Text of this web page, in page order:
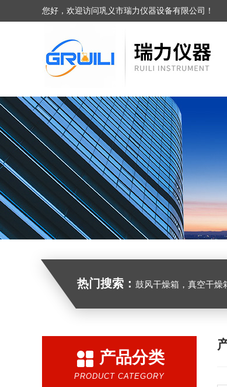
您好，欢迎访问巩义市瑞力仪器设备有限公司！
热门搜索： 鼓风干燥箱，真空干燥箱，玻
产品分类
PRODUCT CATEGORY